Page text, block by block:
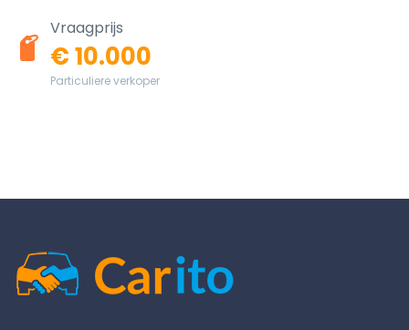
Vraagprijs
€ 10.000
Particuliere verkoper